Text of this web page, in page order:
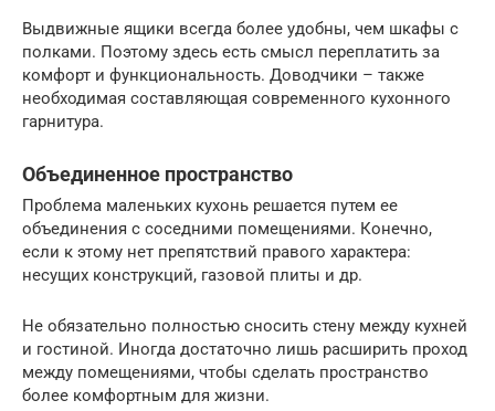
Выдвижные ящики всегда более удобны, чем шкафы с
полками. Поэтому здесь есть смысл переплатить за
комфорт и функциональность. Доводчики – также
необходимая составляющая современного кухонного
гарнитура.
Объединенное пространство
Проблема маленьких кухонь решается путем ее
объединения с соседними помещениями. Конечно,
если к этому нет препятствий правого характера:
несущих конструкций, газовой плиты и др.
Не обязательно полностью сносить стену между кухней
и гостиной. Иногда достаточно лишь расширить проход
между помещениями, чтобы сделать пространство
более комфортным для жизни.